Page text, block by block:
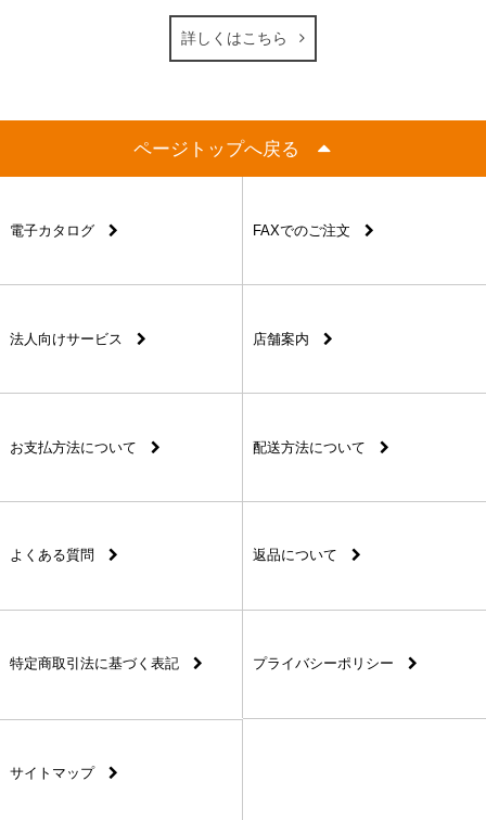
詳しくはこちら
ページトップへ戻る
電子カタログ FAXでのご注文
法人向けサービス 店舗案内
お支払方法について 配送方法について
よくある質問 返品について
特定商取引法に基づく表記 プライバシーポリシー
サイトマップ